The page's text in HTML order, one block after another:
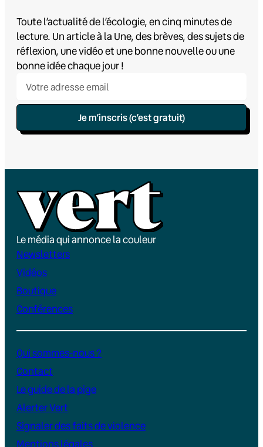
Toute l’actualité de l’écologie, en cinq minutes de
lecture. Un article à la Une, des brèves, des sujets de
réflexion, une vidéo et une bonne nouvelle ou une
bonne idée chaque jour !
Je m’inscris (c’est gratuit)
Le média qui annonce la couleur
Newsletters
Vidéos
Boutique
Conférences
Qui sommes-nous ?
Contact
Le guide de la pige
Alerter Vert
Signaler des faits de violence
Mentions légales